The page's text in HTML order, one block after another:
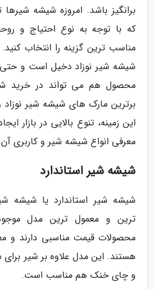
برانگیز باشد. امروزه شیشه شیرها
که با توجه به نوع احتیاج و
مناسب ترین گزینه را انتخاب
شیشه شیر نوزاد دخیل است و حتی
محصول هم می تواند در خرید
برترین مارک های شیشه شیر
این زمینه، تنوع بالایی در بازار
معرفی انواع شیشه شیر و کاربری
شیشه شیر استاندارد
شیشه شیر استاندارد یا شیشه
ترین و معمول ترین مدل
محصولات قیمت مناسبی دارند و
هستند. این مدل علاوه بر شیر برای
و چای خنک هم مناسب است.